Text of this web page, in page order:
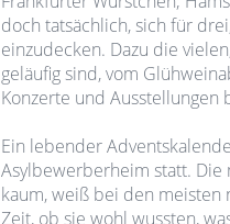
doch tatsächlich, sich für
einzudecken. Dazu die
geläufig sind, vom
Konzerte und
Ein lebender
Asylbewerberheim statt. Die
kaum, weiß bei den meisten
Zeit, ob sie wohl wussten,